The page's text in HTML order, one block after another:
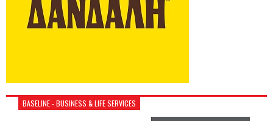
BASELINE - BUSINESS & LIFE SERVICES